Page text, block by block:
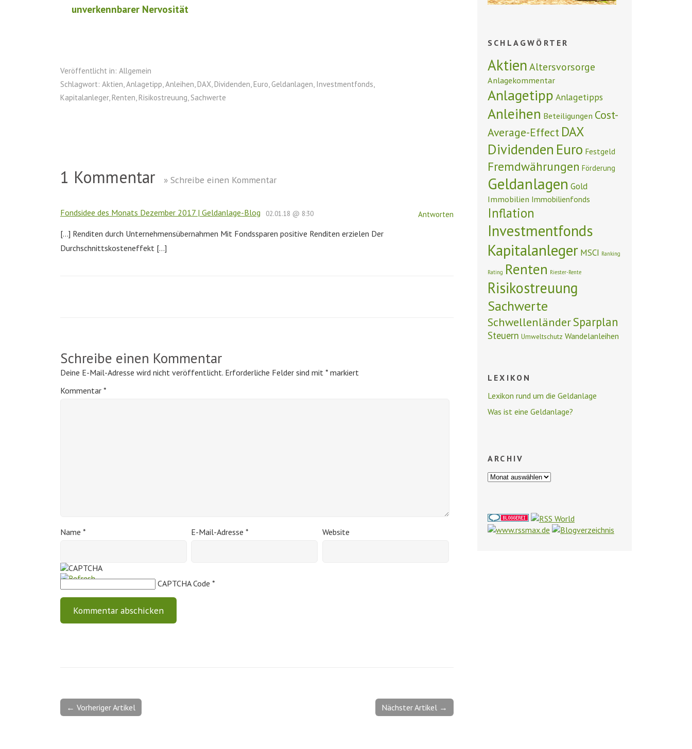
unverkennbarer Nervosität
Veröffentlicht in: Allgemein
Schlagwort: Aktien,Anlagetipp,Anleihen, DAX, Dividenden, Euro, Geldanlagen, Investmentfonds,
Kapitalanleger, Renten, Risikostreuung, Sachwerte
1 Kommentar » Schreibe einen Kommentar
Fondsidee des Monats Dezember 2017 | Geldanlage-Blog Antworten
02.01.18 @ 8:30
[…] Renditen durch Unternehmensübernahmen Mit Fondssparen positive Renditen erzielen Der
Durchschnittskosteneffekt […]
Schreibe einen Kommentar
Deine E-Mail-Adresse wird nicht veröffentlicht. Erforderliche Felder sind mit * markiert
Kommentar *
Name * E-Mail-Adresse* Website
CAPTCHA Code *
Nächster Artikel →
← Vorheriger Artikel
SCHLAGWÖRTER
Aktien Altersvorsorge
Anlagekommentar
Anlagetipp Anlagetipps
Anleihen Beteiligungen Cost-
Average-Effect DAX
Dividenden Euro Festgeld
Fremdwährungen Förderung
Geldanlagen Gold
Immobilien Immobilienfonds
Inflation
Investmentfonds
Kapitalanleger MSCI Ranking
Rating Renten Riester-Rente
Risikostreuung
Sachwerte
SchwellenländerSparplan
Steuern Umweltschutz Wandelanleihen
LEXIKON
Lexikon rund um die Geldanlage
Was ist eine Geldanlage?
ARCHIV